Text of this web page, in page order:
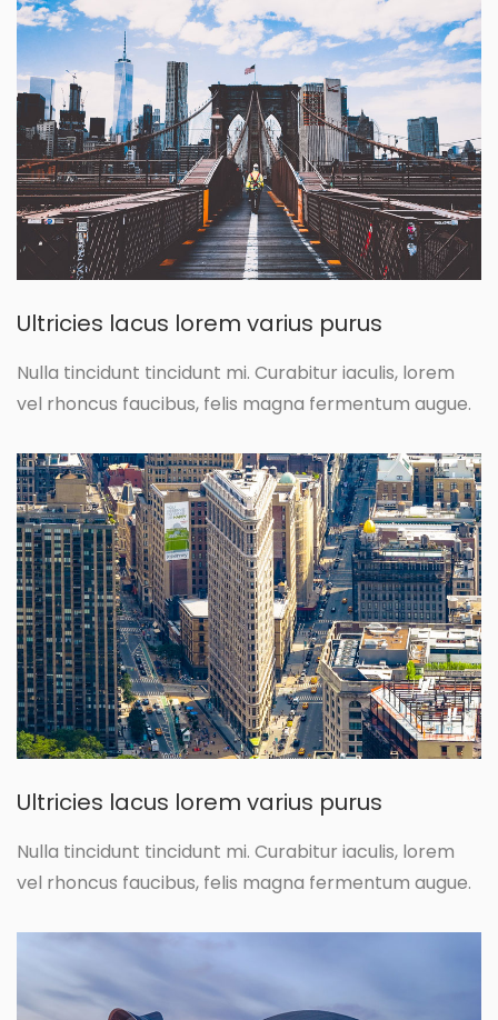
Ultricies lacus lorem varius purus
Nulla tincidunt tincidunt mi. Curabitur iaculis, lorem
vel rhoncus faucibus, felis magna fermentum augue.
Ultricies lacus lorem varius purus
Nulla tincidunt tincidunt mi. Curabitur iaculis, lorem
vel rhoncus faucibus, felis magna fermentum augue.